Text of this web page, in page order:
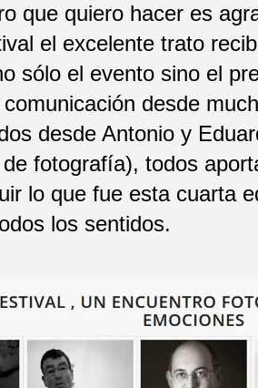
que quiero hacer es
el excelente trato
sólo el evento sino el
desde
desde Antonio y
fotografía), todos
lo que fue esta cuarta
los sentidos.